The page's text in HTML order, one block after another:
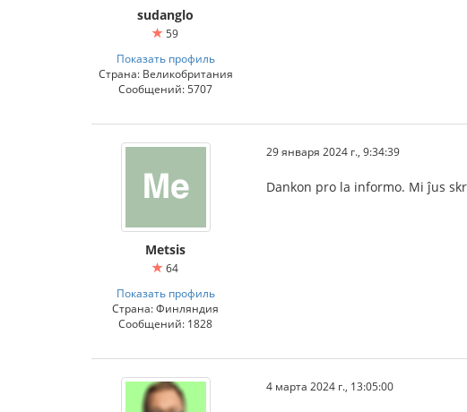
sudanglo
59
Показать профиль
Страна: Великобритания
Сообщений: 5707
Metsis
64
Показать профиль
Страна: Финляндия
Сообщений: 1828
29 января 2024 г., 9:34:39
Dankon pro la informo. Mi ĵus
4 марта 2024 г., 13:05:00